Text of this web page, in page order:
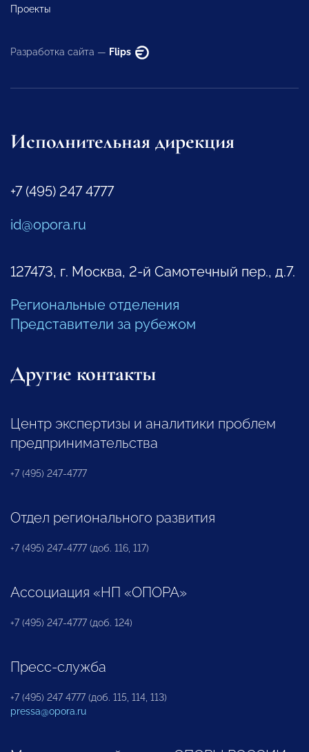
Проекты
Разработка сайта — Flips
Исполнительная дирекция
+7 (495) 247 4777
id@opora.ru
127473, г. Москва, 2-й Самотечный пер., д.7.
Региональные отделения
Представители за рубежом
Другие контакты
Центр экспертизы и аналитики проблем
предпринимательства
+7 (495) 247-4777
Отдел регионального развития
+7 (495) 247-4777 (доб. 116, 117)
Ассоциация «НП «ОПОРА»
+7 (495) 247-4777 (доб. 124)
Пресс-служба
+7 (495) 247 4777 (доб. 115, 114, 113)
pressa@opora.ru